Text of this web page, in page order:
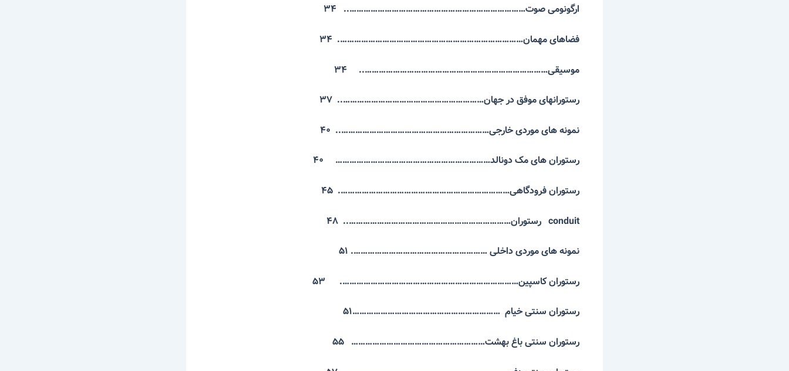
ارگونومی صوت………………………………………………………………….. ۳۴
فضاهای مهمان……………………………………………………………………. ۳۴
موسیقی…………………………………………………………………….. ۳۴
رستورانهای موفق در جهان…………………………………………………….. ۳۷
نمونه های موردی خارجی……………………………………………………….. ۴۰
رستوران های مک دونالد………………………………………………………… ۴۰
رستوران فرودگاهی………………………………………………………………. ۴۵
conduit رستوران……………………………………………………………..
نمونه های موردی داخلی …………………………………………………. ۵۱
رستوران کاسپین…………………………………………………………………. ۵۳
رستوران سنتی خیام ………………………………………………………۵۱
رستوران سنتی باغ بهشت………………………………………………… ۵۵